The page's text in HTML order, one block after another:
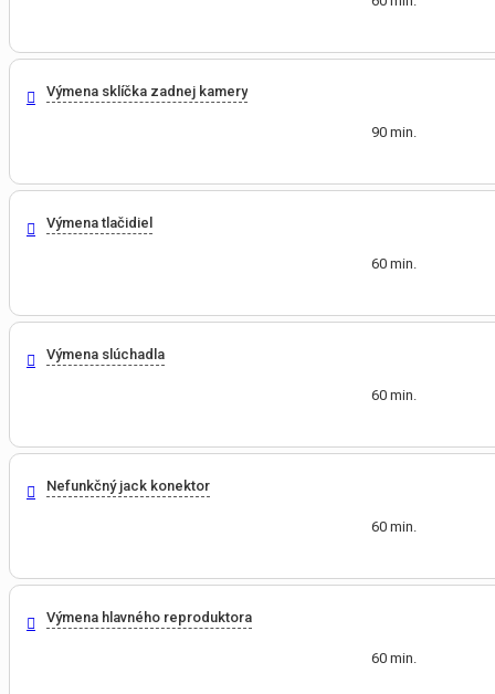
Výmena sklíčka zadnej kamery
90 min.
Výmena tlačidiel
60 min.
Výmena slúchadla
60 min.
Nefunkčný jack konektor
60 min.
Výmena hlavného reproduktora
60 min.